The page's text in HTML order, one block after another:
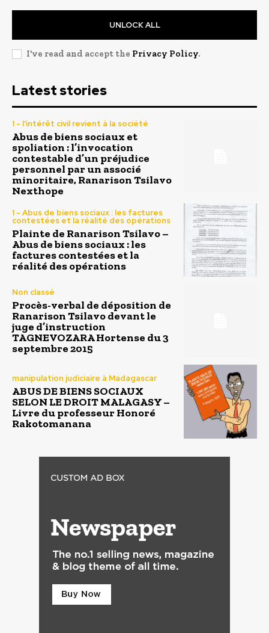
UNLOCK ALL
I've read and accept the Privacy Policy.
Latest stories
1 - l'intérêt civil revient à la société
Abus de biens sociaux et
spoliation : l’invocation
contestable d’un préjudice
personnel par un associé
minoritaire, Ranarison Tsilavo
Nexthope
1 - Abus de biens sociaux : les factures
contestées et la réalité des opérations
Plainte de Ranarison Tsilavo –
Abus de biens sociaux : les
factures contestées et la
réalité des opérations
Non classé
Procès-verbal de déposition de
Ranarison Tsilavo devant le
juge d’instruction
TAGNEVOZARA Hortense du 3
septembre 2015
manipulation judiciaire à Madagascar
ABUS DE BIENS SOCIAUX
SELON LE DROIT MALAGASY –
Livre du professeur Honoré
Rakotomanana